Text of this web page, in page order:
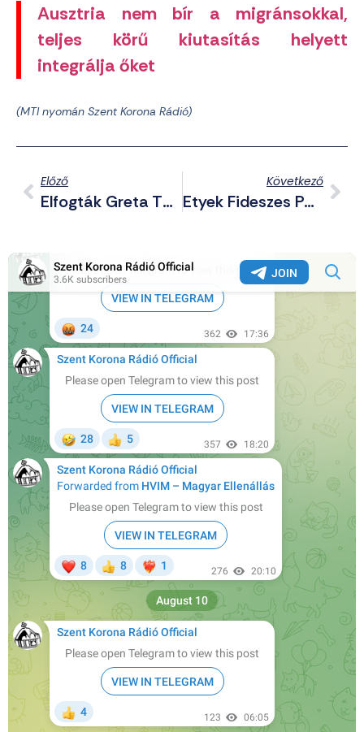
Ausztria nem bír a migránsokkal,
teljes körű kiutasítás helyett
integrálja őket
(MTI nyomán Szent Korona Rádió)
Előző
Elfogták Greta Thunberg Hajóját Az Izraeliek
Következő
Etyek Fideszes Polgármestere Ukrán Címeres Sapkában Pózolt